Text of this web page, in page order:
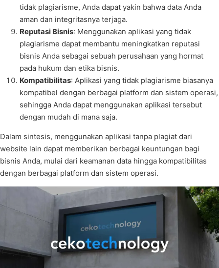
tidak plagiarisme, Anda dapat yakin bahwa data Anda
aman dan integritasnya terjaga.
Reputasi Bisnis: Menggunakan aplikasi yang tidak
plagiarisme dapat membantu meningkatkan reputasi
bisnis Anda sebagai sebuah perusahaan yang hormat
pada hukum dan etika bisnis.
Kompatibilitas: Aplikasi yang tidak plagiarisme biasanya
kompatibel dengan berbagai platform dan sistem operasi,
sehingga Anda dapat menggunakan aplikasi tersebut
dengan mudah di mana saja.
Dalam sintesis, menggunakan aplikasi tanpa plagiat dari
website lain dapat memberikan berbagai keuntungan bagi
bisnis Anda, mulai dari keamanan data hingga kompatibilitas
dengan berbagai platform dan sistem operasi.